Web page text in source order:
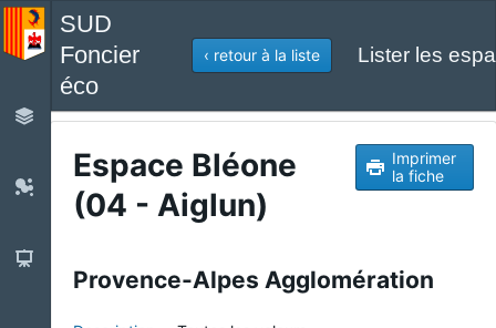
SUD
Foncier
éco
‹ retour à la liste Lister les
Espace Bléone
(04 - Aiglun)
Imprimer
la fiche
Provence-Alpes Agglomération